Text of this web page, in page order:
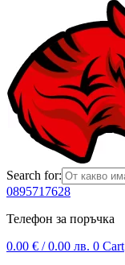
Search for:
0895717628
Телефон за поръчка
0.00 € / 0.00 лв. 0 Cart